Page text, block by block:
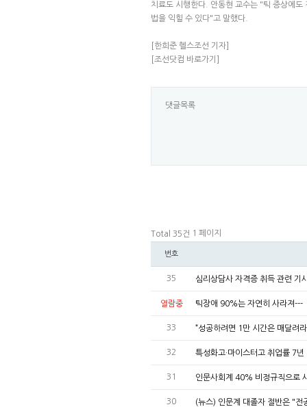
치료도 시행한다. 안동현 교수는 "틱 증상에
법을 익힐 수 있다"고 말했다.
[한희준 헬스조선 기자]
[조선닷컴 바로가기]
댓글목록
Total 35건 1 페이지
번호
35 심리상담사 자격증 취득 관련 기
열람중 틱장애 90%는 자연히 사라져---
33 “성공하려면 1만 시간은 매달려
32 특성화고·마이스터고 취업률 7
31 인문사회계 40% 비정규직으로
30 (뉴스) 인문계 대졸자 절반은 "전